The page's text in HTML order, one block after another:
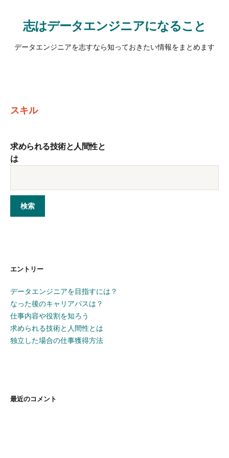
志はデータエンジニアになること
データエンジニアを志すなら知っておきたい情報をまとめます
スキル
求められる技術と人間性と
は
エントリー
データエンジニアを目指すには？
なった後のキャリアパスは？
仕事内容や役割を知ろう
求められる技術と人間性とは
独立した場合の仕事獲得方法
最近のコメント